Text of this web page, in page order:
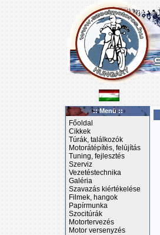
:: Menü ::
Főoldal
Cikkek
Túrák, találkozók
Motorátépítés, felújítás
Tuning, fejlesztés
Szerviz
Vezetéstechnika
Galéria
Szavazás kiértékelése
Filmek, hangok
Papírmunka
Szocitúrák
Motortervezés
Motor versenyzés